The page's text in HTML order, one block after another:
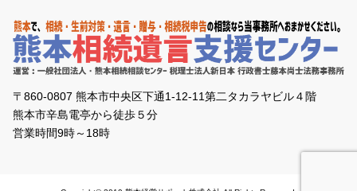
〒860-0807 熊本市中央区下通1-12-11第二タカラヤビル４階
熊本市辛島電亭から徒歩５分
営業時間9時～18時